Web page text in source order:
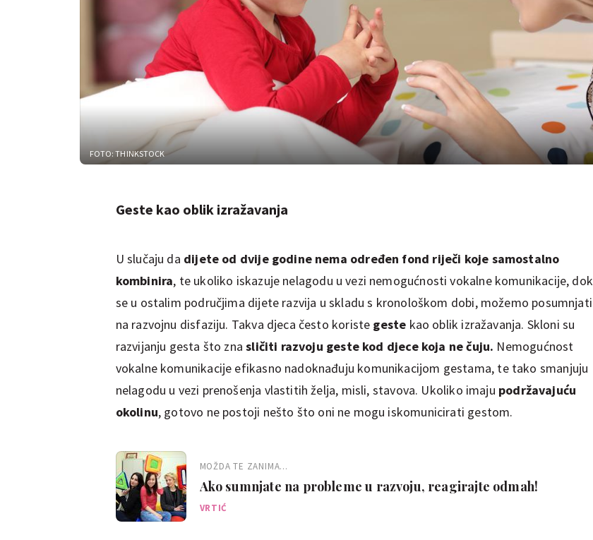
FOTO: THINKSTOCK
Geste kao oblik izražavanja
U slučaju da dijete od dvije godine nema određen fond riječi koje samostalno
kombinira, te ukoliko iskazuje nelagodu u vezi nemogućnosti vokalne komunikacije, dok
se u ostalim područjima dijete razvija u skladu s kronološkom dobi, možemo posumnjati
na razvojnu disfaziju. Takva djeca često koriste geste kao oblik izražavanja. Skloni su
razvijanju gesta što znasličiti razvoju geste kod djece koja ne čuju. Nemogućnost
vokalne komunikacije efikasno nadoknađuju komunikacijom gestama, te tako smanjuju
nelagodu u vezi prenošenja vlastitih želja, misli, stavova. Ukoliko imaju podržavajuću
okolinu, gotovo ne postoji nešto što oni ne mogu iskomunicirati gestom.
MOŽDA TE ZANIMA...
Ako sumnjate na probleme u razvoju, reagirajte odmah!
VRTIĆ